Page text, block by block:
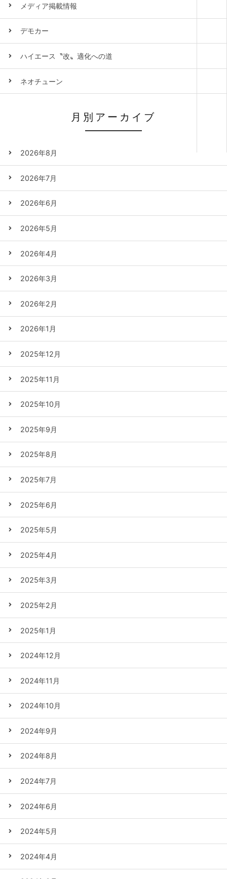
メディア掲載情報
デモカー
ハイエース〝改〟適化への道
ネオチューン
月別アーカイブ
2026年8月
2026年7月
2026年6月
2026年5月
2026年4月
2026年3月
2026年2月
2026年1月
2025年12月
2025年11月
2025年10月
2025年9月
2025年8月
2025年7月
2025年6月
2025年5月
2025年4月
2025年3月
2025年2月
2025年1月
2024年12月
2024年11月
2024年10月
2024年9月
2024年8月
2024年7月
2024年6月
2024年5月
2024年4月